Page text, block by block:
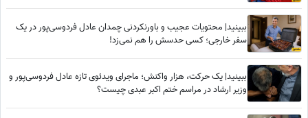
ببینید| محتویات عجیب و باورنکردنی چمدان عادل فردوسی‌پور در یک
سفر خارجی؛ کسی حدسش را هم نمی‌زد!
ببینید| یک حرکت، هزار واکنش؛ ماجرای ویدئوی تازه عادل فردوسی‌پور و
وزیر ارشاد در مراسم ختم اکبر عبدی چیست؟